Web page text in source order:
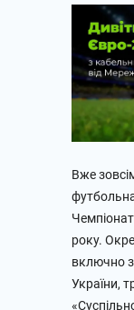
Вже
року.
включно з
України,